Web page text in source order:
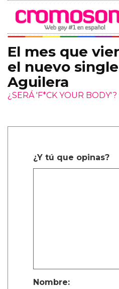
El mes que
el nuevo
Aguilera
¿SERÁ 'F*CK YOUR BODY'?
¿Y tú que opinas?
Nombre: